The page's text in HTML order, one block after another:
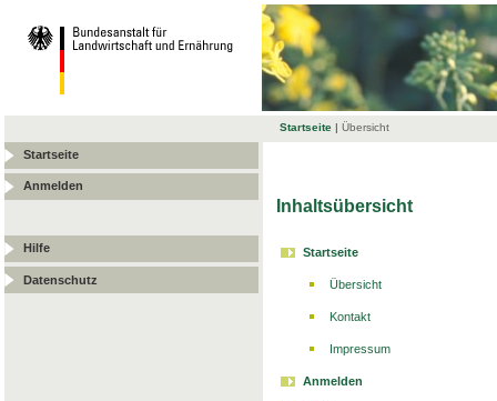
Startseite | Übersicht
Startseite
Anmelden
Hilfe
Datenschutz
Inhaltsübersicht
Startseite
Übersicht
Kontakt
Impressum
Anmelden